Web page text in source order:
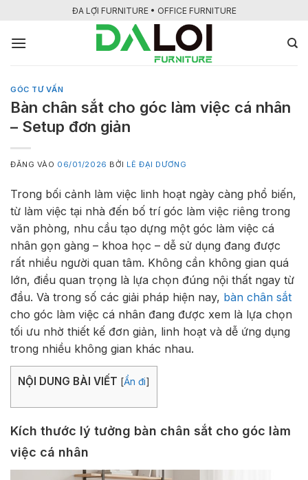
nội
ĐA LỢI FURNITURE • OFFICE FURNITURE
GÓC TƯ VẤN
Bàn chân sắt cho góc làm việc cá nhân
– Setup đơn giản
ĐĂNG VÀO 06/01/2026 BỞI LÊ ĐẠI DƯƠNG
Trong bối cảnh làm việc linh hoạt ngày càng phổ biến,
từ làm việc tại nhà đến bố trí góc làm việc riêng trong
văn phòng, nhu cầu tạo dựng một góc làm việc cá
nhân gọn gàng – khoa học – dễ sử dụng đang được
rất nhiều người quan tâm. Không cần không gian quá
lớn, điều quan trọng là lựa chọn đúng nội thất ngay từ
đầu. Và trong số các giải pháp hiện nay, bàn chân sắt
cho góc làm việc cá nhân đang được xem là lựa chọn
tối ưu nhờ thiết kế đơn giản, linh hoạt và dễ ứng dụng
trong nhiều không gian khác nhau.
NỘI DUNG BÀI VIẾT [Ẩn đi]
Kích thước lý tưởng bàn chân sắt cho góc làm
việc cá nhân